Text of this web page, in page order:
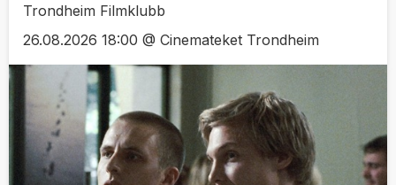
Trondheim Filmklubb
26.08.2026 18:00 @ Cinemateket Trondheim